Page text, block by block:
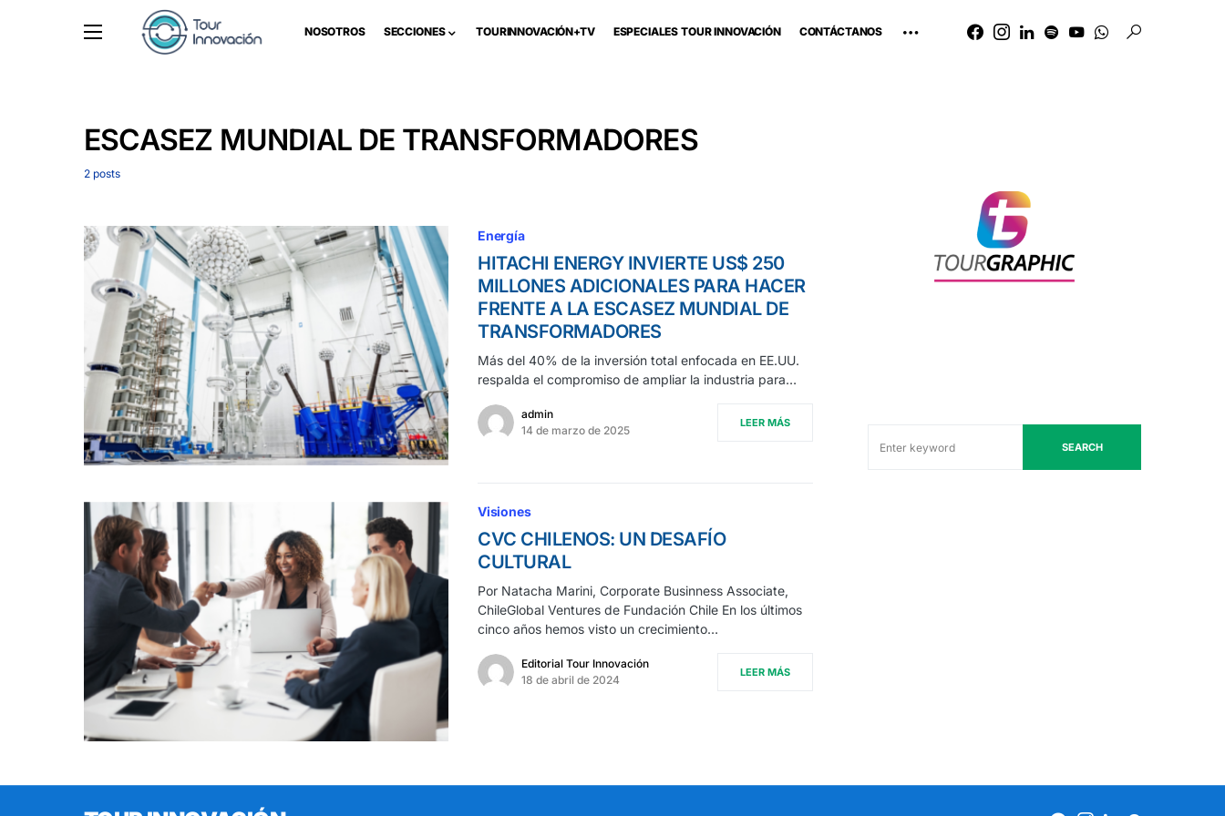
NOSOTROS SECCIONES TOURINNOVACIÓN+TV ESPECIALES TOUR INNOVACIÓN CONTÁCTANOS
ESCASEZ MUNDIAL DE TRANSFORMADORES
2 posts
Energía
HITACHI ENERGY INVIERTE US$ 250
MILLONES ADICIONALES PARA HACER
FRENTE A LA ESCASEZ MUNDIAL DE
TRANSFORMADORES
Más del 40% de la inversión total enfocada en EE.UU.
respalda el compromiso de ampliar la industria para…
admin
14 de marzo de 2025
LEER MÁS
Visiones
CVC CHILENOS: UN DESAFÍO
CULTURAL
Por Natacha Marini, Corporate Businness Associate,
ChileGlobal Ventures de Fundación Chile En los últimos
cinco años hemos visto un crecimiento…
Editorial Tour Innovación
18 de abril de 2024
LEER MÁS
SEARCH